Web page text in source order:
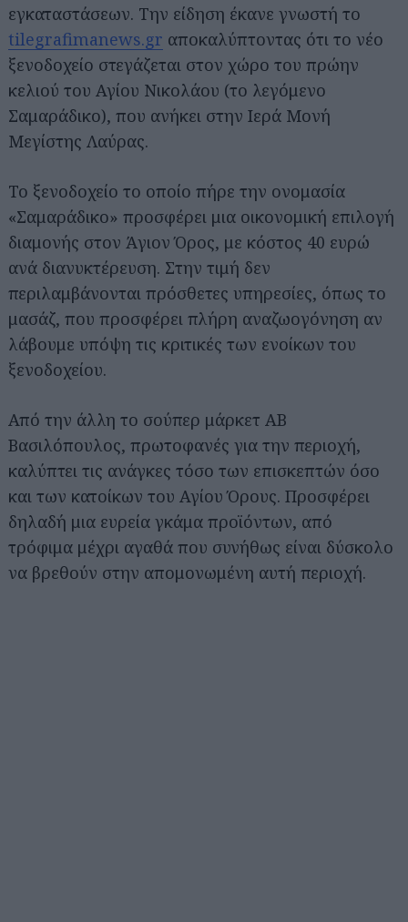
εγκαταστάσεων. Την είδηση έκανε γνωστή το
tilegrafimanews.gr αποκαλύπτοντας ότι το νέο
ξενοδοχείο στεγάζεται στον χώρο του πρώην
κελιού του Αγίου Νικολάου (το λεγόμενο
Σαμαράδικο), που ανήκει στην Ιερά Μονή
Μεγίστης Λαύρας.
Το ξενοδοχείο το οποίο πήρε την ονομασία
«Σαμαράδικο» προσφέρει μια οικονομική επιλογή
διαμονής στον Άγιον Όρος, με κόστος 40 ευρώ
ανά διανυκτέρευση. Στην τιμή δεν
περιλαμβάνονται πρόσθετες υπηρεσίες, όπως το
μασάζ, που προσφέρει πλήρη αναζωογόνηση αν
λάβουμε υπόψη τις κριτικές των ενοίκων του
ξενοδοχείου.
Από την άλλη το σούπερ μάρκετ ΑΒ
Βασιλόπουλος, πρωτοφανές για την περιοχή,
καλύπτει τις ανάγκες τόσο των επισκεπτών όσο
και των κατοίκων του Αγίου Όρους. Προσφέρει
δηλαδή μια ευρεία γκάμα προϊόντων, από
τρόφιμα μέχρι αγαθά που συνήθως είναι δύσκολο
να βρεθούν στην απομονωμένη αυτή περιοχή.